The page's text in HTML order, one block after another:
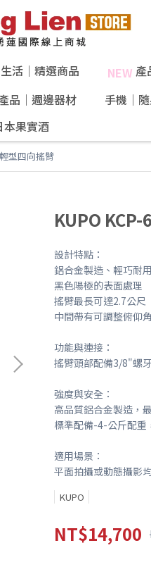
生活｜精選商品 NEW 產
品｜週邊器材 手機｜
本果實酒
型四向搖臂
KUPO
設計特點：
鋁合金製造、輕巧耐用
黑色陽極的表面處理
搖臂最長可達2.7公尺
中間帶有可調整俯仰
功能與連接：
搖臂頭部配備3/8"螺
強度與安全：
高品質鋁合金製造，
標準配備-4-公斤配重
適用場景：
平面拍攝或動態攝影
KUPO
NT$14,700